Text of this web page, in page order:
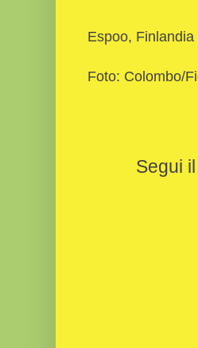
Espoo, Finlandia
Foto: Colombo/
Segui il